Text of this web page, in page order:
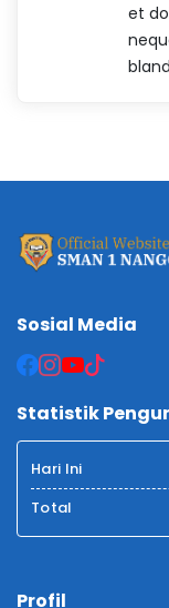
et
Sosial Media
Statistik
Hari Ini
Total
Profil